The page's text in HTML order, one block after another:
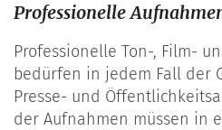
Professionelle
Professionelle Ton-, Film-
bedürfen in jedem Fall der
Presse- und
der Aufnahmen müssen in